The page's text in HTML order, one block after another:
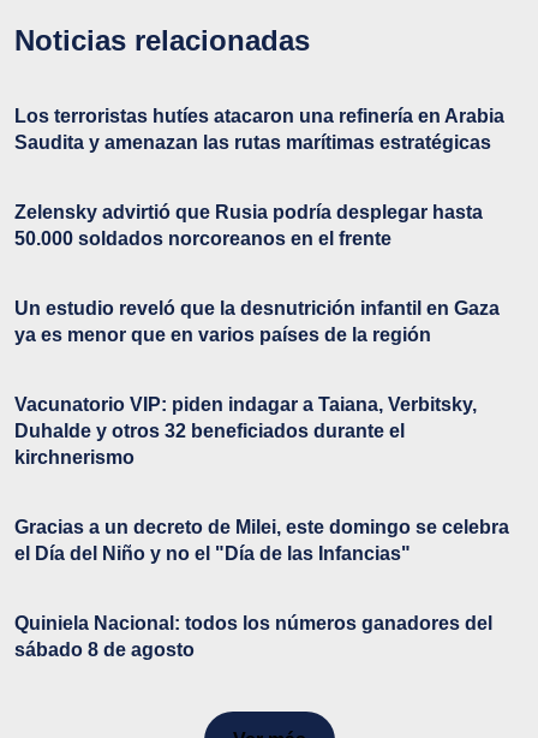
Noticias relacionadas
Los terroristas hutíes atacaron una refinería en Arabia
Saudita y amenazan las rutas marítimas estratégicas
Zelensky advirtió que Rusia podría desplegar hasta
50.000 soldados norcoreanos en el frente
Un estudio reveló que la desnutrición infantil en Gaza
ya es menor que en varios países de la región
Vacunatorio VIP: piden indagar a Taiana, Verbitsky,
Duhalde y otros 32 beneficiados durante el
kirchnerismo
Gracias a un decreto de Milei, este domingo se celebra
el Día del Niño y no el "Día de las Infancias"
Quiniela Nacional: todos los números ganadores del
sábado 8 de agosto